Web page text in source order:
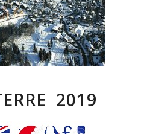
2019